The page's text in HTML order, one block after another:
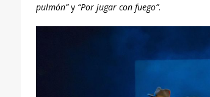
pulmón”y “Por jugar con fuego”.